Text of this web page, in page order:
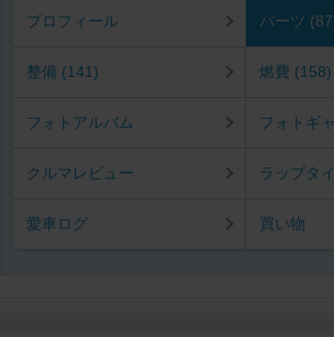
プロフィール パーツ
整備 (141) 燃費 (158)
フォトアルバム フォトギ
クルマレビュー ラップタ
愛車ログ 買い物